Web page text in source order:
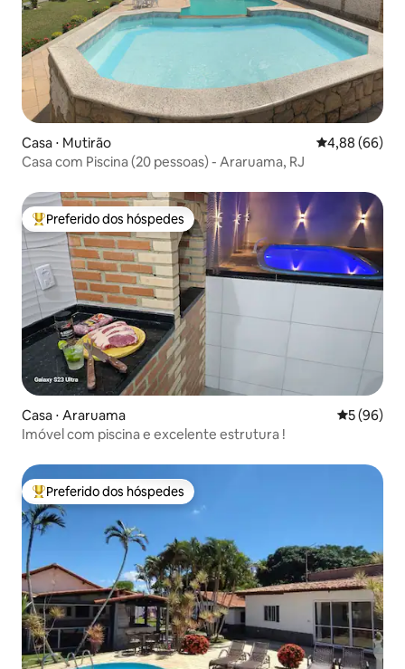
Casa ⋅ Mutirão 4,88 de uma
4,88 (66)
Casa com Piscina (20 pessoas) - Araruama, RJ
Entre os melhores preferidos dos hóspedes
Preferido dos hóspedes
Casa ⋅ Araruama 5 de uma
5 (96)
Imóvel com piscina e excelente estrutura !
Entre os melhores preferidos dos hóspedes
Preferido dos hóspedes